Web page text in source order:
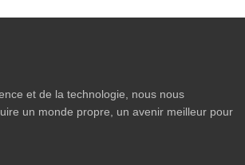
et de la technologie, nous nous
un monde propre, un avenir meilleur pour